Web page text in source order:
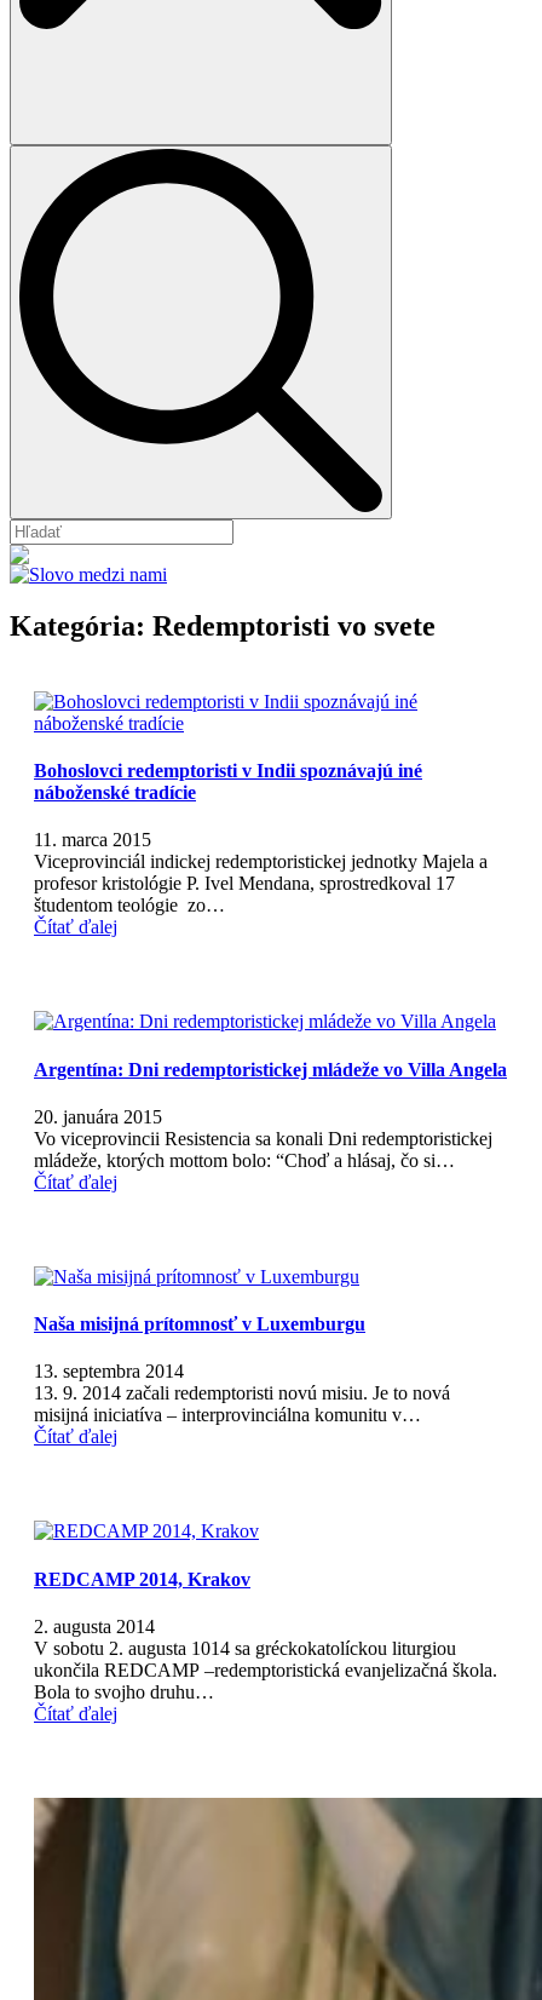
Kategória: Redemptoristi vo svete
Bohoslovci redemptoristi v Indii spoznávajú iné
náboženské tradície
11. marca 2015
Viceprovinciál indickej redemptoristickej jednotky Majela a
profesor kristológie P. Ivel Mendana, sprostredkoval 17
študentom teológie zo…
Čítať ďalej
Argentína: Dni redemptoristickej mládeže vo Villa Angela
20. januára 2015
Vo viceprovincii Resistencia sa konali Dni redemptoristickej
mládeže, ktorých mottom bolo: “Choď a hlásaj, čo si…
Čítať ďalej
Naša misijná prítomnosť v Luxemburgu
13. septembra 2014
13. 9. 2014 začali redemptoristi novú misiu. Je to nová
misijná iniciatíva – interprovinciálna komunitu v…
Čítať ďalej
REDCAMP 2014, Krakov
2. augusta 2014
V sobotu 2. augusta 1014 sa gréckokatolíckou liturgiou
ukončila REDCAMP –redemptoristická evanjelizačná škola.
Bola to svojho druhu…
Čítať ďalej